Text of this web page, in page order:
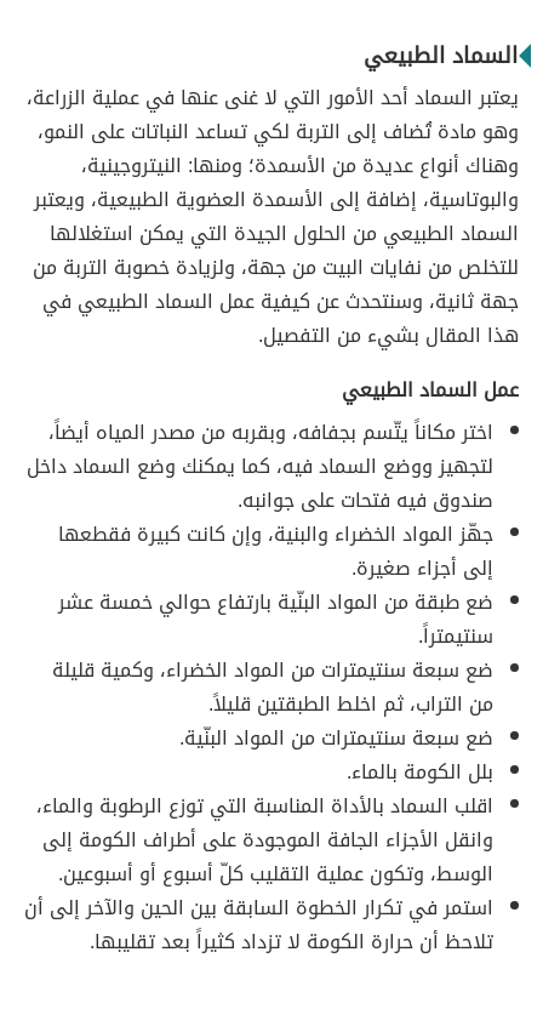
السماد الطبيعي
يعتبر السماد أحد الأمور التي لا غنى عنها في عملية الزراعة،
وهو مادة تُضاف إلى التربة لكي تساعد النباتات على النمو،
وهناك أنواع عديدة من الأسمدة؛ ومنها: النيتروجينية،
والبوتاسية، إضافة إلى الأسمدة العضوية الطبيعية، ويعتبر
السماد الطبيعي من الحلول الجيدة التي يمكن استغلالها
للتخلص من نفايات البيت من جهة، ولزيادة خصوبة التربة من
جهة ثانية، وسنتحدث عن كيفية عمل السماد الطبيعي في
هذا المقال بشيء من التفصيل.
عمل السماد الطبيعي
اختر مكاناً يتّسم بجفافه، وبقربه من مصدر المياه أيضاً،
لتجهيز ووضع السماد فيه، كما يمكنك وضع السماد داخل
صندوق فيه فتحات على جوانبه.
جهّز المواد الخضراء والبنية، وإن كانت كبيرة فقطعها
إلى أجزاء صغيرة.
ضع طبقة من المواد البنّية بارتفاع حوالي خمسة عشر
سنتيمتراً.
ضع سبعة سنتيمترات من المواد الخضراء، وكمية قليلة
من التراب، ثم اخلط الطبقتين قليلاً.
ضع سبعة سنتيمترات من المواد البنّية.
بلل الكومة بالماء.
اقلب السماد بالأداة المناسبة التي توزع الرطوبة والماء،
وانقل الأجزاء الجافة الموجودة على أطراف الكومة إلى
الوسط، وتكون عملية التقليب كلّ أسبوع أو أسبوعين.
استمر في تكرار الخطوة السابقة بين الحين والآخر إلى أن
تلاحظ أن حرارة الكومة لا تزداد كثيراً بعد تقليبها.